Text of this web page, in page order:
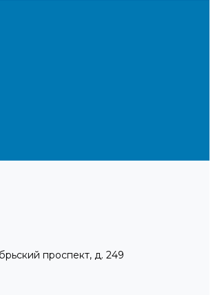
проспект, д. 249